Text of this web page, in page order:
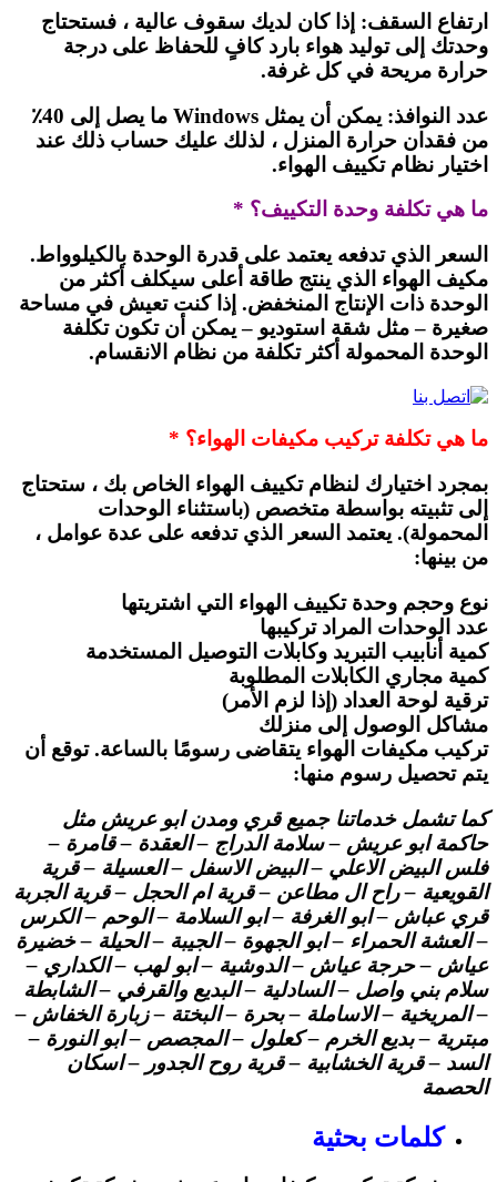
ارتفاع السقف: إذا كان لديك سقوف عالية ، فستحتاج
وحدتك إلى توليد هواء بارد كافٍ للحفاظ على درجة
حرارة مريحة في كل غرفة.
عدد النوافذ: يمكن أن يمثل Windows ما يصل إلى 40٪
من فقدان حرارة المنزل ، لذلك عليك حساب ذلك عند
اختيار نظام تكييف الهواء.
ما هي تكلفة وحدة التكييف؟ *
السعر الذي تدفعه يعتمد على قدرة الوحدة بالكيلوواط.
مكيف الهواء الذي ينتج طاقة أعلى سيكلف أكثر من
الوحدة ذات الإنتاج المنخفض. إذا كنت تعيش في مساحة
صغيرة – مثل شقة استوديو – يمكن أن تكون تكلفة
الوحدة المحمولة أكثر تكلفة من نظام الانقسام.
ما هي تكلفة تركيب مكيفات الهواء؟ *
بمجرد اختيارك لنظام تكييف الهواء الخاص بك ، ستحتاج
إلى تثبيته بواسطة متخصص (باستثناء الوحدات
المحمولة). يعتمد السعر الذي تدفعه على عدة عوامل ،
من بينها:
نوع وحجم وحدة تكييف الهواء التي اشتريتها
عدد الوحدات المراد تركيبها
كمية أنابيب التبريد وكابلات التوصيل المستخدمة
كمية مجاري الكابلات المطلوبة
ترقية لوحة العداد (إذا لزم الأمر)
مشاكل الوصول إلى منزلك
تركيب مكيفات الهواء يتقاضى رسومًا بالساعة. توقع أن
يتم تحصيل رسوم منها:
كما تشمل خدماتنا جميع قري ومدن ابو عريش مثل
حاكمة ابو عريش – سلامة الدراج – العقدة – قامرة –
فلس البيض الاعلي – البيض الاسفل – العسيلة – قرية
القويعية – راح ال مطاعن – قرية ام الحجل – قرية الجربة
قري عباش – ابو الغرفة – ابو السلامة – الوحم – الكرس
– العشة الحمراء – ابو الجهوة – الجيبة – الحيلة – خضيرة
عياش – حرجة عياش – الدوشية – ابو لهب – الكداري –
سلام بني واصل – السادلية – البديع والقرفي – الشابطة
– المريخية – الاساملة – بحرة – البختة – زبارة الخفاش –
مبترية – بديع الخرم – كعلول – المجصص – ابو النورة –
السد – قرية الخشابية – قرية روح الجدور – اسكان
الحصمة
كلمات بحثية